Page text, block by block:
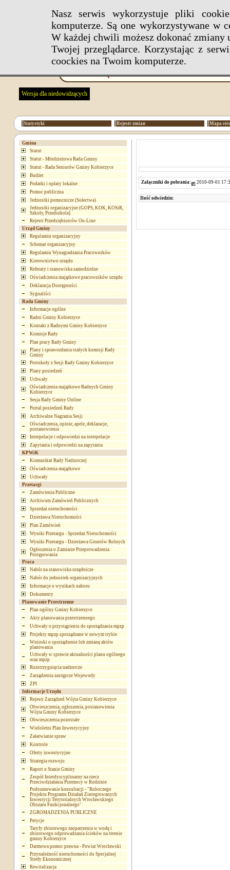
Nasz serwis wykorzystuje pliki
komputerze. Są one wykorzystywane w
W każdej chwili możesz dokonać
Twojej przeglądarce. Korzystając z
coockies na Twoim komputerze.
Wersja dla niedowidzących
Statystyki Rejestr zmian Mapa
Gmina
Statut
Statut - Młodzieżowa Rada Gminy
Statut - Rada Seniorów Gminy Kobierzyce
Budżet
Podatki i opłaty lokalne
Pomoc publiczna
Jednostki pomocnicze (Sołectwa)
Jednostki organizacyjne (GOPS, KOK, KOSiR,
Szkoły, Przedszkola)
Rejestr Przedsiębiorców On-Line
Urząd Gminy
Regulamin organizacyjny
Schemat organizacyjny
Regulamin Wynagradzania Pracowników
Kierownictwo urzędu
Referaty i stanowiska samodzielne
Oświadczenia majątkowe pracowników urzędu
Deklaracja Dostępności
Sygnaliści
Rada Gminy
Informacje ogólne
Radni Gminy Kobierzyce
Kontakt z Radnymi Gminy Kobierzyce
Komisje Rady
Plan pracy Rady Gminy
Plany i sprawozdania stałych komisji Rady
Gminy
Protokoły z Sesji Rady Gminy Kobierzyce
Plany posiedzeń
Uchwały
Oświadczenia majątkowe Radnych Gminy
Kobierzyce
Sesja Rady Gminy Online
Portal posiedzeń Rady
Archiwalne Nagrania Sesji
Oświadczenia, opinie, apele, deklaracje,
postanowienia
Interpelacje i odpowiedzi na interpelacje
Zapytania i odpowiedzi na zapytania
KPWiK
Komunikat Rady Nadzorczej
Oświadczenia majątkowe
Uchwały
Przetargi
Zamówienia Publiczne
Archiwum Zamówień Publicznych
Sprzedaż nieruchomości
Dzierżawa Nieruchomości
Plan Zamówień
Wyniki Przetargu - Sprzedaż Nieruchomości
Wyniki Przetargu - Dzierżawa Gruntów Rolnych
Ogłoszenia o Zamiarze Przeprowadzenia
Postępowania
Praca
Nabór na stanowiska urzędnicze
Nabór do jednostek organizacyjnych
Informacje o wynikach naboru
Dokumenty
Planowanie Przestrzenne
Plan ogólny Gminy Kobierzyce
Akty planowania przestrzennego
Uchwały o przystąpieniu do sporządzania mpzp
Projekty mpzp sporządzane w nowym trybie
Wnioski o sporządzenie lub zmianę aktów
planowania
Uchwały w sprawie aktualności planu ogólnego
oraz mpzp
Rozstrzygnięcia nadzorcze
Zarządzenia zastępcze Wojewody
ZPI
Informacje Urzędu
Rejestr Zarządzeń Wójta Gminy Kobierzyce
Obwieszczenia, ogłoszenia, postanowienia
Wójta Gminy Kobierzyce
Obwieszczenia pozostałe
Wieloletni Plan Inwestycyjny
Załatwianie spraw
Kontrole
Oferty inwestycyjne
Strategia rozwoju
Raport o Stanie Gminy
Zespół Interdyscyplinarny na rzecz
Przeciwdziałania Przemocy w Rodzinie
Podsumowanie konsultacji - "Roboczego
Projektu Programu Działań Zintegrowanych
Inwestycji Terytorialnych Wrocławskiego
Obszaru Funkcjonalnego"
ZGROMADZENIA PUBLICZNE
Petycje
Taryfy zbiorowego zaopatrzenia w wodę i
zbiorowego odprowadzania ścieków na terenie
gminy Kobierzyce
Darmowa pomoc prawna - Powiat Wrocławski
Przynależność nieruchomości do Specjalnej
Strefy Ekonomicznej
Rewitalizacja
Załączniki do pobrania: 2010-09-01
Ilość odwiedzin: